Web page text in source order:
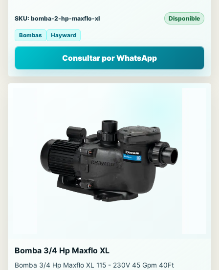
SKU: bomba-2-hp-maxflo-xl Disponible
Bombas Hayward
Consultar por WhatsApp
Bomba 3/4 Hp Maxflo XL
Bomba 3/4 Hp Maxflo XL 115 - 230V 45 Gpm 40Ft